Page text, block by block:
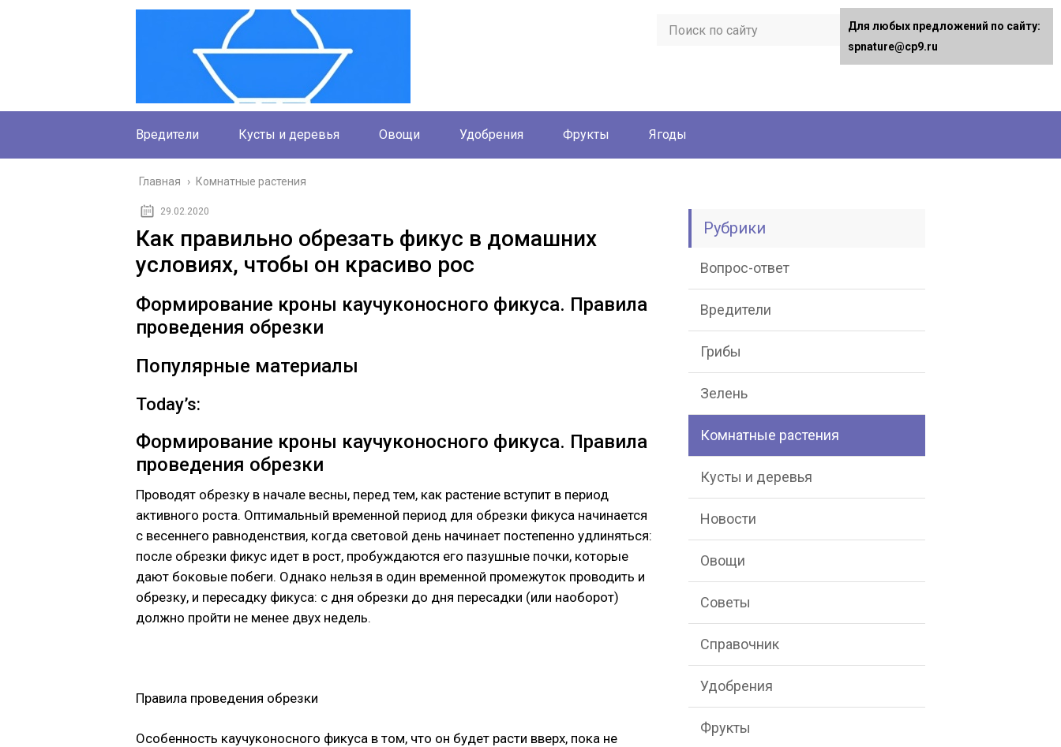
Вредители Кусты и деревья Овощи Удобрения Фрукты Ягоды
Главная › Комнатные растения
29.02.2020
Как правильно обрезать фикус в домашних
условиях, чтобы он красиво рос
Формирование кроны каучуконосного фикуса. Правила
проведения обрезки
Популярные материалы
Today’s:
Формирование кроны каучуконосного фикуса. Правила
проведения обрезки
Проводят обрезку в начале весны, перед тем, как растение вступит в период
активного роста. Оптимальный временной период для обрезки фикуса начинается
с весеннего равноденствия, когда световой день начинает постепенно удлиняться:
после обрезки фикус идет в рост, пробуждаются его пазушные почки, которые
дают боковые побеги. Однако нельзя в один временной промежуток проводить и
обрезку, и пересадку фикуса: с дня обрезки до дня пересадки (или наоборот)
должно пройти не менее двух недель.
Правила проведения обрезки
Особенность каучуконосного фикуса в том, что он будет расти вверх, пока не
Рубрики
Вопрос-ответ
Вредители
Грибы
Зелень
Комнатные растения
Кусты и деревья
Новости
Овощи
Советы
Справочник
Удобрения
Фрукты
Для любых предложений по сайту:
spnature@cp9.ru